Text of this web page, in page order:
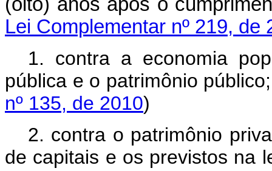
Lei Complementar nº 219, de
1. contra a economia
pública e o patrimônio
nº 135, de 2010)
2. contra o patrimônio
de capitais e os previstos na